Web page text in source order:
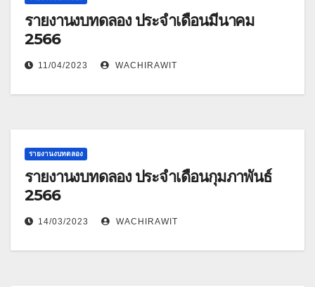
รายงานงบทดลอง ประจำเดือนมีนาคม
2566
11/04/2023 WACHIRAWIT
รายงานงบทดลอง
รายงานงบทดลอง ประจำเดือนกุมภาพันธ์
2566
14/03/2023 WACHIRAWIT